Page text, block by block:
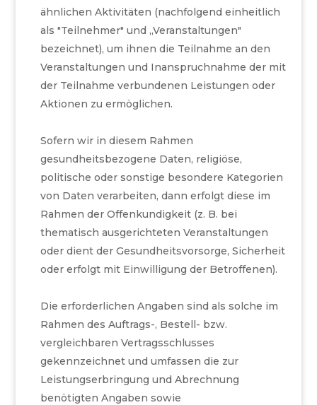
ähnlichen Aktivitäten (nachfolgend einheitlich
als "Teilnehmer" und „Veranstaltungen"
bezeichnet), um ihnen die Teilnahme an den
Veranstaltungen und Inanspruchnahme der mit
der Teilnahme verbundenen Leistungen oder
Aktionen zu ermöglichen.
Sofern wir in diesem Rahmen
gesundheitsbezogene Daten, religiöse,
politische oder sonstige besondere Kategorien
von Daten verarbeiten, dann erfolgt diese im
Rahmen der Offenkundigkeit (z. B. bei
thematisch ausgerichteten Veranstaltungen
oder dient der Gesundheitsvorsorge, Sicherheit
oder erfolgt mit Einwilligung der Betroffenen).
Die erforderlichen Angaben sind als solche im
Rahmen des Auftrags-, Bestell- bzw.
vergleichbaren Vertragsschlusses
gekennzeichnet und umfassen die zur
Leistungserbringung und Abrechnung
benötigten Angaben sowie